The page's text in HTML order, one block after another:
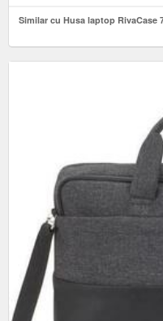
Similar cu Husa laptop RivaCase